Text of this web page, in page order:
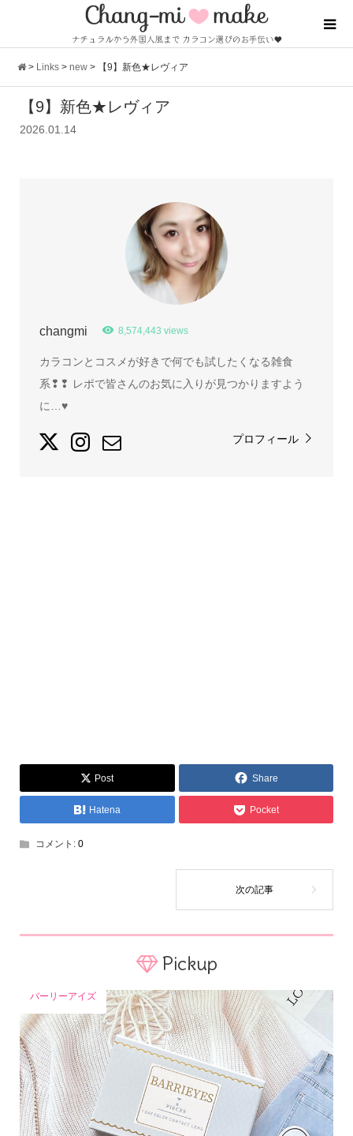
> Links >new > 【9】新色★レヴィア
【9】新色★レヴィア
2026.01.14
changmi 8,574,443 views
カラコンとコスメが好きで何でも試したくなる雑食
系❢❢ レポで皆さんのお気に入りが見つかりますよう
に…♥
プロフィール
Post Share
Hatena Pocket
コメント: 0
Pickup
バーリーアイズ